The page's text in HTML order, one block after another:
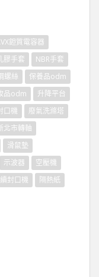
鉭質電容器
膠手套
NBR手套
螺絲
保養品odm
品odm
升降平台
口機
廢氣洗滌塔
北市轉軸
滑鼠墊
示波器
空壓機
封口機
隔熱紙